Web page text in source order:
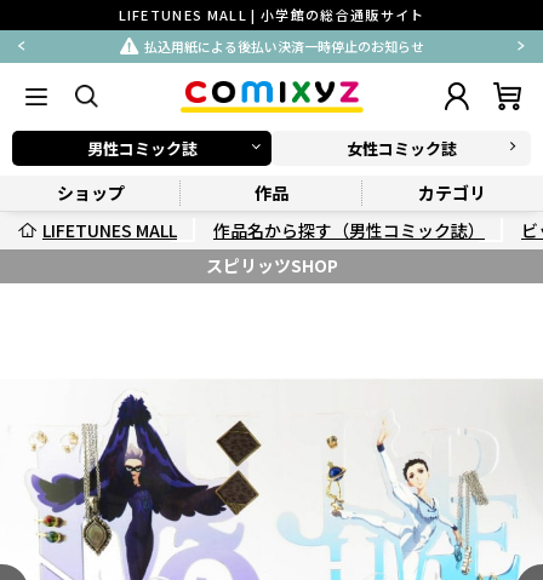
LIFETUNES MALL | 小学館の総合通販サイト
払込用紙による後払い決済一時停止のお知らせ
男性コミック誌 女性コミック誌
ショップ 作品
カテゴリ
LIFETUNES MALL
作品名から探す（男性コミック誌）
スピリッツSHOP